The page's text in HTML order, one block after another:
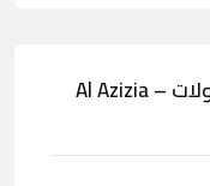
عنوان شركة أبراج العزيزية للمقاولات – Al Azizia